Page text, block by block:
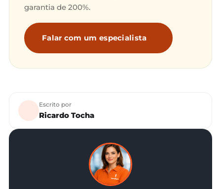
garantia de 200%.
Falar com um especialista
Escrito por
Ricardo Tocha